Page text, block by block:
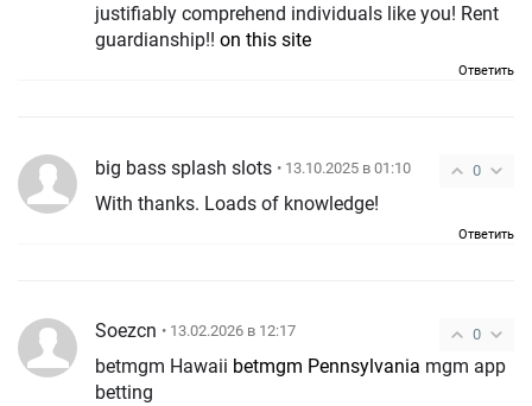
justifiably comprehend individuals like you! Rent
guardianship!! on this site
Ответить
0
big bass splash slots • 13.10.2025 в 01:10
With thanks. Loads of knowledge!
Ответить
0
Soezcn • 13.02.2026 в 12:17
betmgm Hawaii betmgm Pennsylvania mgm app
betting